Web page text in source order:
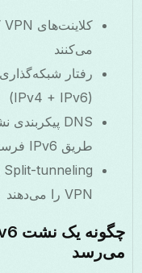
می‌کنند
(IPv4 + IPv6)
طریق IPv6 فرستاده می‌شوند
VPN را می‌دهند
می‌رسد